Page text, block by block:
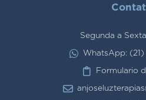
Segunda a
WhatsApp:
Formulario